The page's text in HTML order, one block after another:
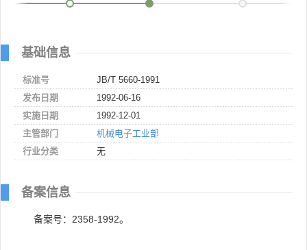
基础信息
标准号
JB/T 5660-1991
发布日期
1992-06-16
实施日期
1992-12-01
主管部门
机械电子工业部
行业分类
无
备案信息
备案号：2358-1992。